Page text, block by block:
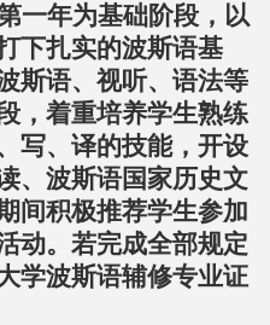
一年为基础阶段，以
下扎实的波斯语基
斯语、视听、语法等
，着重培养学生熟练
写、译的技能，开设
、波斯语国家历史文
间积极推荐学生参加
动。若完成全部规定
学波斯语辅修专业证